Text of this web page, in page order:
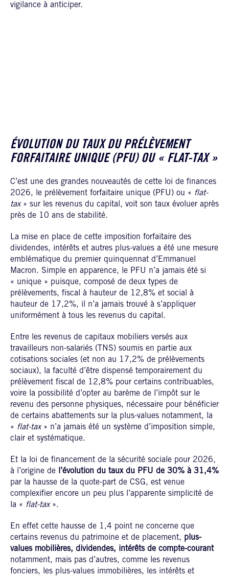
vigilance à anticiper.
ÉVOLUTION DU TAUX DU PRÉLÈVEMENT
FORFAITAIRE UNIQUE (PFU) OU « FLAT-TAX »
C’est une des grandes nouveautés de cette loi de finances
2026, le prélèvement forfaitaire unique (PFU) ou « flat-
tax» sur les revenus du capital, voit son taux évoluer après
près de 10 ans de stabilité.
La mise en place de cette imposition forfaitaire des
dividendes, intérêts et autres plus-values a été une mesure
emblématique du premier quinquennat d’Emmanuel
Macron. Simple en apparence, le PFU n’a jamais été si
« unique » puisque, composé de deux types de
prélèvements, fiscal à hauteur de 12,8% et social à
hauteur de 17,2%, il n’a jamais trouvé à s’appliquer
uniformément à tous les revenus du capital.
Entre les revenus de capitaux mobiliers versés aux
travailleurs non-salariés (TNS) soumis en partie aux
cotisations sociales (et non au 17,2% de prélèvements
sociaux), la faculté d’être dispensé temporairement du
prélèvement fiscal de 12,8% pour certains contribuables,
voire la possibilité d’opter au barème de l’impôt sur le
revenu des personne physiques, nécessaire pour bénéficier
de certains abattements sur la plus-values notamment, la
« flat-tax» n’a jamais été un système d’imposition simple,
clair et systématique.
Et la loi de financement de la sécurité sociale pour 2026,
à l’origine de
l’évolution du taux du PFU de 30% à 31,4%
par la hausse de la quote-part de CSG, est venue
complexifier encore un peu plus l’apparente simplicité de
la « flat-tax».
En effet cette hausse de 1,4 point ne concerne que
certains revenus du patrimoine et de placement, plus-
values mobilières, dividendes, intérêts de compte-courant
notamment, mais pas d’autres, comme les revenus
fonciers, les plus-values immobilières, les intérêts et